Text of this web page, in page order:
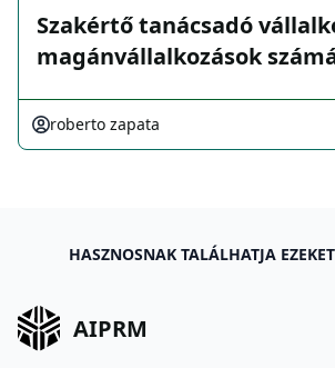
Szakértő tanácsadó
magánvállalkozások
roberto zapata
HASZNOSNAK TALÁLHATJA
AIPRM